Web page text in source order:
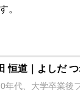
。
恒道｜よしだ
年代、大学卒業後